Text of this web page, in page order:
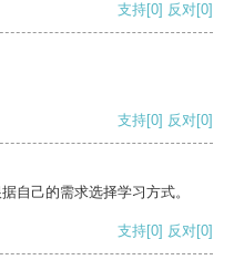
支持[0] 反对[0]
支持[0] 反对[0]
自己的需求选择学习方式。
支持[0] 反对[0]